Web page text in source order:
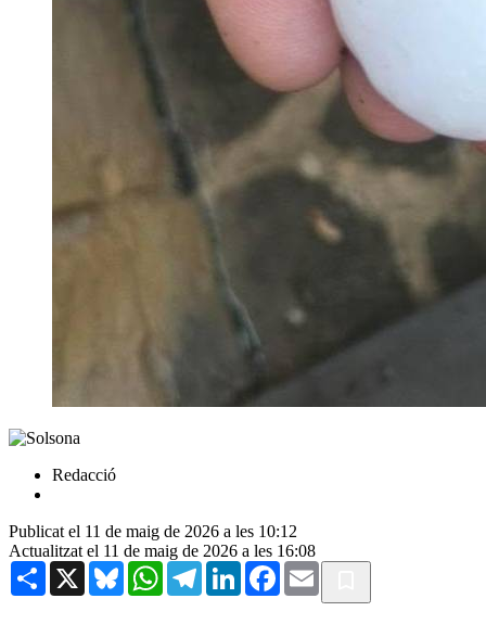
Redacció
Publicat el 11 de maig de 2026 a les 10:12
Actualitzat el 11 de maig de 2026 a les 16:08
Share X BlueskyWhatsAppTelegramLinkedInFacebook
Email